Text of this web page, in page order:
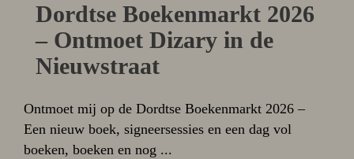
Dordtse Boekenmarkt 2026
– Ontmoet Dizary in de
Nieuwstraat
Ontmoet mij op de Dordtse Boekenmarkt 2026 –
Een nieuw boek, signeersessies en een dag vol
boeken, boeken en nog ...